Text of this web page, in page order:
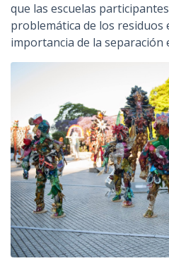
que las escuelas
problemática de los residuos
importancia de la separación